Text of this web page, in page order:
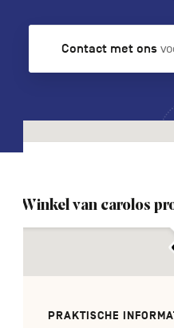
Navigation
Contact met ons
Winkel van carolos
PRAKTISCHE